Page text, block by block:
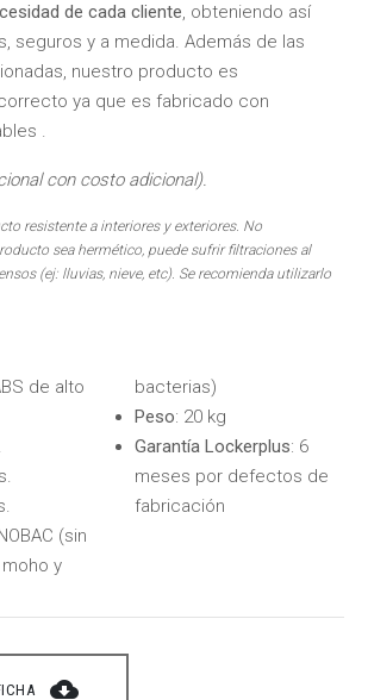
de cada cliente, obteniendo así
seguros y a medida. Además de las
nuestro producto es
ya que es fabricado con
.
con costo adicional).
resistente a interiores y exteriores. No
sea hermético, puede sufrir filtraciones al
(ej: lluvias, nieve, etc). Se recomienda utilizarlo
de alto
(sin
y
bacterias)
Peso: 20 kg
Garantía Lockerplus: 6
meses por defectos de
fabricación
cloud_download